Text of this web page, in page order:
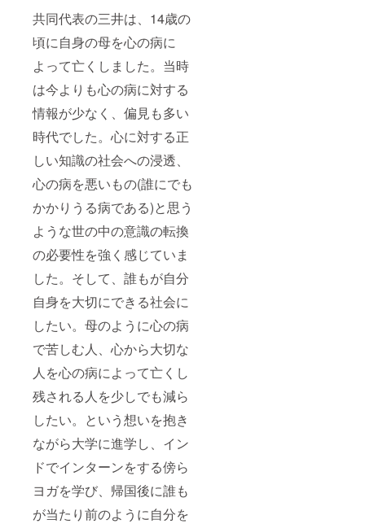
共同代表の三井は、14歳の
頃に自身の母を心の病に
よって亡くしました。当時
は今よりも心の病に対する
情報が少なく、偏見も多い
時代でした。心に対する正
しい知識の社会への浸透、
心の病を悪いもの(誰にでも
かかりうる病である)と思う
ような世の中の意識の転換
の必要性を強く感じていま
した。そして、誰もが自分
自身を大切にできる社会に
したい。母のように心の病
で苦しむ人、心から大切な
人を心の病によって亡くし
残される人を少しでも減ら
したい。という想いを抱き
ながら大学に進学し、イン
ドでインターンをする傍ら
ヨガを学び、帰国後に誰も
が当たり前のように自分を